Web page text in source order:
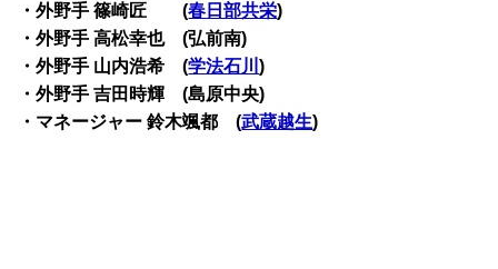
・外野手 篠崎匠 (春日部共栄)
・外野手 高松幸也 (弘前南)
・外野手 山内浩希 (学法石川)
・外野手 吉田時輝 (島原中央)
・マネージャー 鈴木颯都 (武蔵越生)